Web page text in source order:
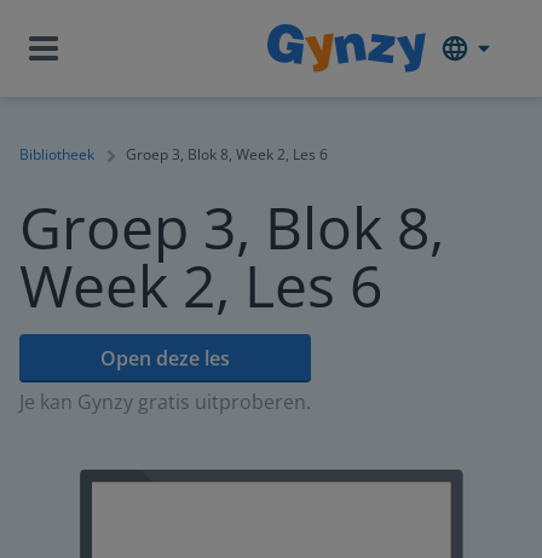
Bibliotheek Groep 3, Blok 8, Week 2, Les 6
Groep 3, Blok 8,
Week 2, Les 6
Open deze les
Je kan Gynzy gratis uitproberen.